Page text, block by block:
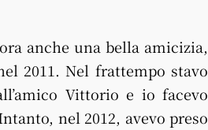
anche una bella amicizia,
2011. Nel frattempo stavo
Vittorio e io facevo
nel 2012, avevo preso